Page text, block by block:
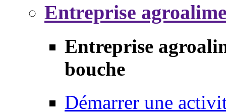
Entreprise
Entreprise
bouche
Démarrer une